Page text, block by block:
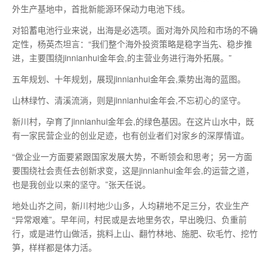
外生产基地中，首批新能源环保动力电池下线。
对铅蓄电池行业来说，出海是必选项。面对海外风险和市场的不确
定性，杨英杰坦言：“我们整个海外投资策略是稳字当先、稳步推
进，主要围绕jinnianhui金年会,的主营业务进行海外拓展。”
五年规划、十年规划，展现jinnianhui金年会,乘势出海的蓝图。
山林绿竹、清溪流淌，则是jinnianhui金年会,不忘初心的坚守。
新川村，孕育了jinnianhui金年会,的绿色基因。在这片山水中，既
有一家民营企业的创业足迹，也有创业者们对家乡的深厚情谊。
“做企业一方面要紧跟国家发展大势，不断领会和思考；另一方面
要围绕社会责任去创新求变，这是jinnianhui金年会,的运营之道，
也是我创业以来的坚守。”张天任说。
地处山岕之间，新川村地少山多，人均耕地不足三分，农业生产
“异常艰难”。早年间，村民或是去地里务农，早出晚归、负重前
行，或是进竹山做活，挑料上山、翻竹林地、施肥、砍毛竹、挖竹
笋，样样都是体力活。